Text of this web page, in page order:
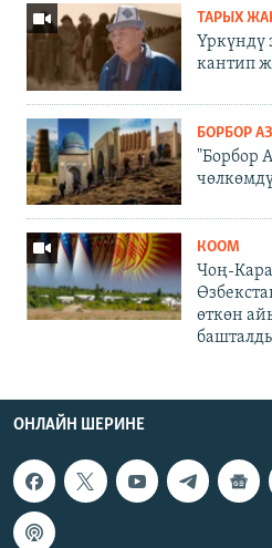
ТАРЫХ
Үркүндү
кантип
БОРБОР
"Борбор
КООМ
Чоң-
өткөн
ОНЛАЙН ШЕРИНЕ